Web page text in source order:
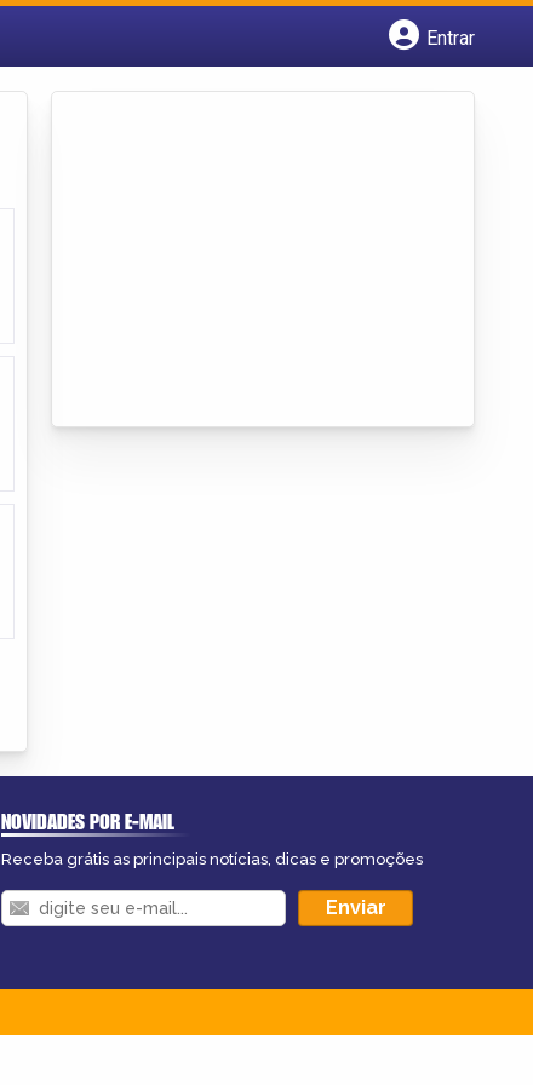
Entrar
NOVIDADES POR E-MAIL
Receba grátis as principais notícias, dicas e promoções